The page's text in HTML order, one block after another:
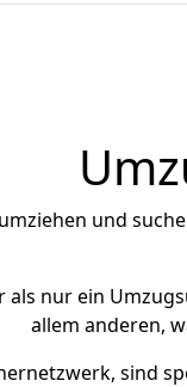
und
als nur ein
allem anderen,
sind